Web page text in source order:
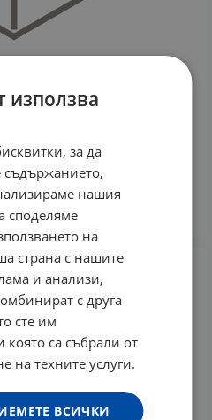
1 мг * 60 АДИФАРМ
/ 14.67 лв.
КУПИ
използва
за да
съдържанието,
нашия
споделяме
на
страна с нашите
и анализи,
с друга
сте им
която са събрали от
на техните услуги.
ВСИЧКИ